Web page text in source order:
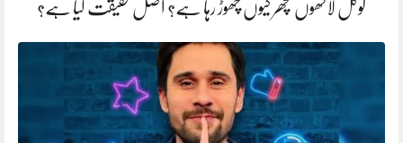
گوگل لاکھوں مچھر کیوں چھوڑ رہا ہے؟ اصل حقیقت کیا ہے؟